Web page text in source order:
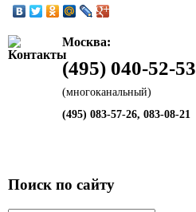
Москва:
(495) 040-52-53
(многоканальный)
(495) 083-57-26, 083-08-21
Поиск по сайту